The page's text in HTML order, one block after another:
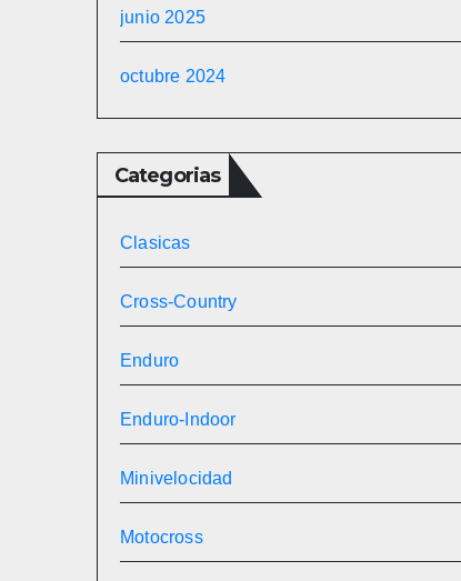
junio 2025
octubre 2024
Categorias
Clasicas
Cross-Country
Enduro
Enduro-Indoor
Minivelocidad
Motocross